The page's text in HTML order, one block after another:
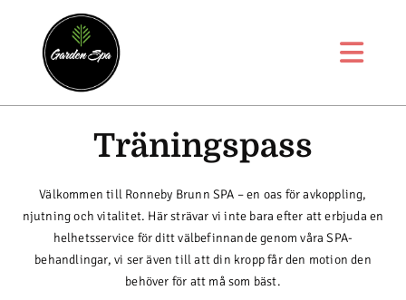
Träningspass
Välkommen till Ronneby Brunn SPA – en oas för avkoppling,
njutning och vitalitet. Här strävar vi inte bara efter att erbjuda en
helhetsservice för ditt välbefinnande genom våra SPA-
behandlingar, vi ser även till att din kropp får den motion den
behöver för att må som bäst.